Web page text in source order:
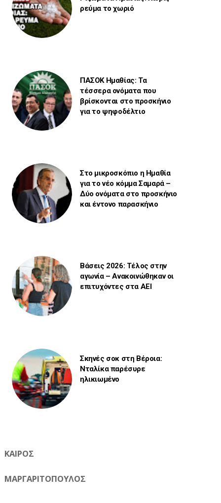
ρεύμα το χωριό
ΠΑΣΟΚ Ημαθίας: Τα
τέσσερα ονόματα που
βρίσκονται στο προσκήνιο
για το ψηφοδέλτιο
Στο μικροσκόπιο η Ημαθία
για το νέο κόμμα Σαμαρά –
Δύο ονόματα στο προσκήνιο
και έντονο παρασκήνιο
Βάσεις 2026: Τέλος στην
αγωνία – Ανακοινώθηκαν οι
επιτυχόντες στα ΑΕΙ
Σκηνές σοκ στη Βέροια:
Νταλίκα παρέσυρε
ηλικιωμένο
ΚΑΙΡΟΣ
ΜΑΡΓΑΡΙΤΟΠΟΥΛΟΣ